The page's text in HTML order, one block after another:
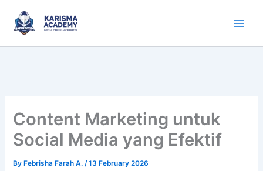
content
Content Marketing untuk
Social Media yang Efektif
By Febrisha Farah A./13 February 2026